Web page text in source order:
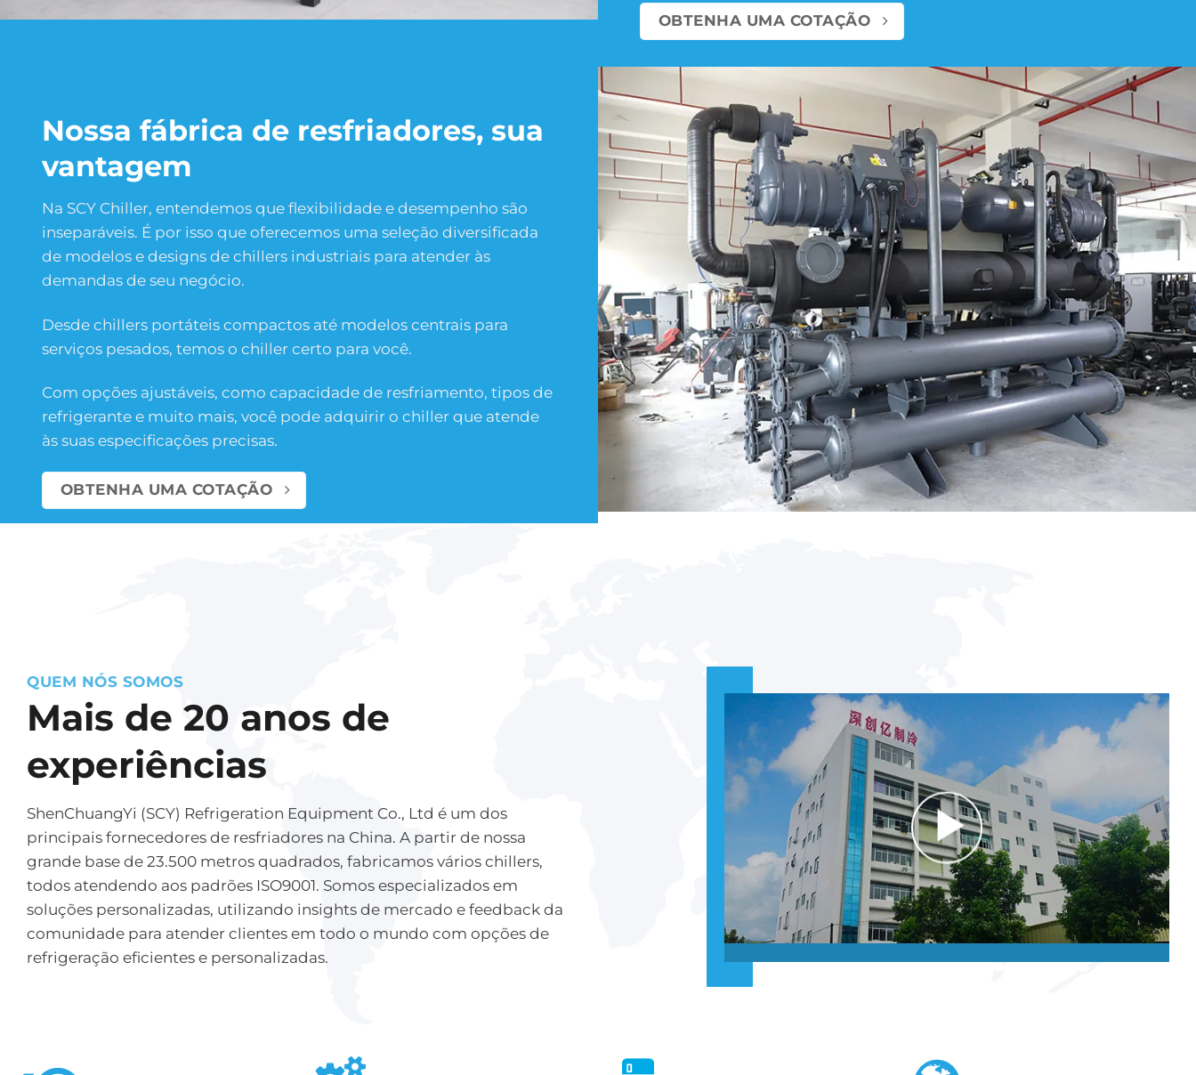
OBTENHA UMA COTAÇÃO
Nossa fábrica de resfriadores, sua
vantagem
Na SCY Chiller, entendemos que flexibilidade e desempenho são
inseparáveis. É por isso que oferecemos uma seleção diversificada
de modelos e designs de chillers industriais para atender às
demandas de seu negócio.
Desde chillers portáteis compactos até modelos centrais para
serviços pesados, temos o chiller certo para você.
Com opções ajustáveis, como capacidade de resfriamento, tipos de
refrigerante e muito mais, você pode adquirir o chiller que atende
às suas especificações precisas.
OBTENHA UMA COTAÇÃO
QUEM NÓS SOMOS
Mais de 20 anos de
experiências
ShenChuangYi (SCY) Refrigeration Equipment Co., Ltd é um dos
principais fornecedores de resfriadores na China. A partir de nossa
grande base de 23.500 metros quadrados, fabricamos vários chillers,
todos atendendo aos padrões ISO9001. Somos especializados em
soluções personalizadas, utilizando insights de mercado e feedback da
comunidade para atender clientes em todo o mundo com opções de
refrigeração eficientes e personalizadas.